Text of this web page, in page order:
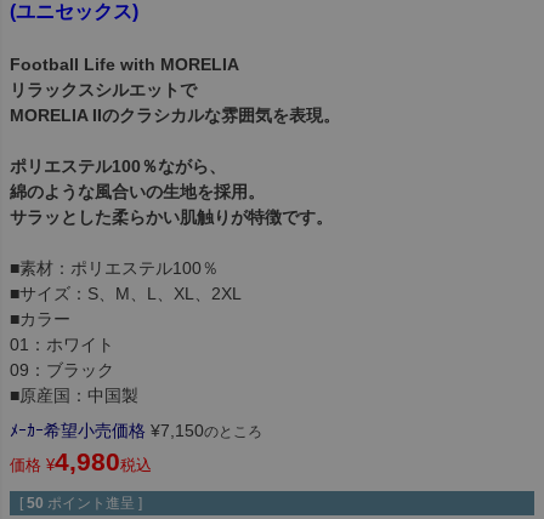
(ユニセックス)
Football Life with MORELIA
リラックスシルエットで
MORELIA IIのクラシカルな雰囲気を表現。
ポリエステル100％ながら、
綿のような風合いの生地を採用。
サラッとした柔らかい肌触りが特徴です。
■素材：ポリエステル100％
■サイズ：S、M、L、XL、2XL
■カラー
01：ホワイト
09：ブラック
■原産国：中国製
ﾒｰｶｰ希望小売価格 ¥7,150のところ
価格 ¥4,980税込
[ 50 ポイント進呈 ]